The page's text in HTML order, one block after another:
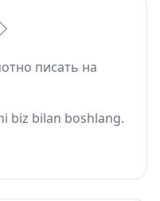
писать на
biz bilan boshlang.